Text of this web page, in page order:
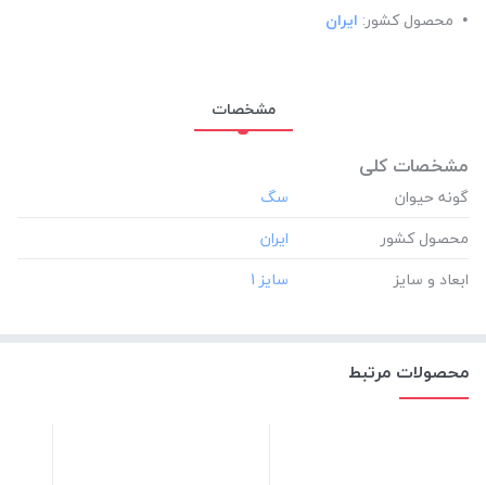
محصول کشور: ایران
مشخصات
مشخصات کلی
گونه حیوان
محصول کشور
ابعاد و سایز
محصولات مرتبط